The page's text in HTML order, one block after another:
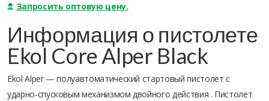
Запросить оптовую цену.
Информация о пистолете
Ekol Core Alper Black
Ekol Alper — полуавтоматический стартовый пистолет с
ударно-спусковым механизмом двойного действия . Пистолет